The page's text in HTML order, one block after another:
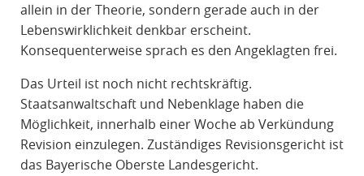
allein in der Theorie, sondern gerade auch in der
Lebenswirklichkeit denkbar erscheint.
Konsequenterweise sprach es den Angeklagten frei.
Das Urteil ist noch nicht rechtskräftig.
Staatsanwaltschaft und Nebenklage haben die
Möglichkeit, innerhalb einer Woche ab Verkündung
Revision einzulegen. Zuständiges Revisionsgericht ist
das Bayerische Oberste Landesgericht.